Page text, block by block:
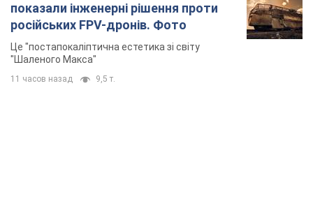
показали інженерні рішення проти
російських FPV-дронів. Фото
Це "постапокаліптична естетика зі світу
"Шаленого Макса"
11 часов назад 9,5 т.